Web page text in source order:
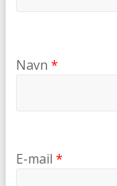
Navn *
E-mail *